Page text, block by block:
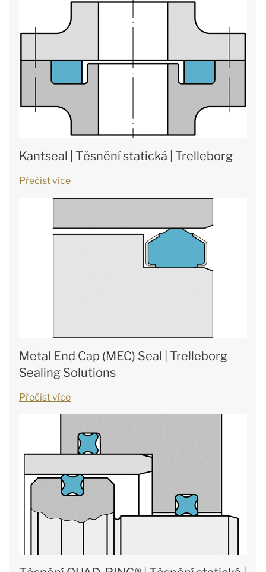
Kantseal | Těsnění statická | Trelleborg
Přečíst více
Metal End Cap (MEC) Seal | Trelleborg
Sealing Solutions
Přečíst více